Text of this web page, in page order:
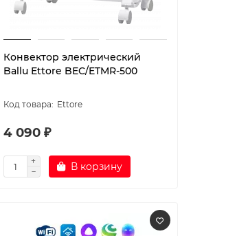
Конвектор электрический
Ballu Ettore BEC/ETMR-500
Ettore
4 090 ₽
В корзину